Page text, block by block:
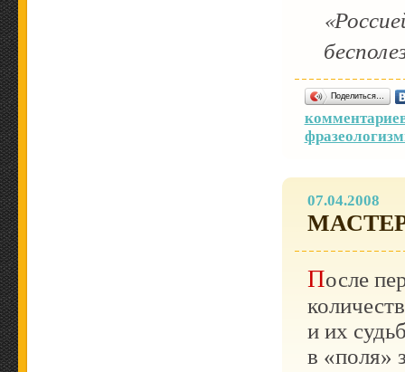
Поделиться…
07.04.2008
После
и их
в «поля»